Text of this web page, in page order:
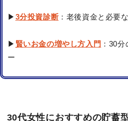
▶ 3分投資診断：老後資金と必要
▶ 賢いお金の増やし方入門 ：30
ー
30代女性におすすめの貯蓄